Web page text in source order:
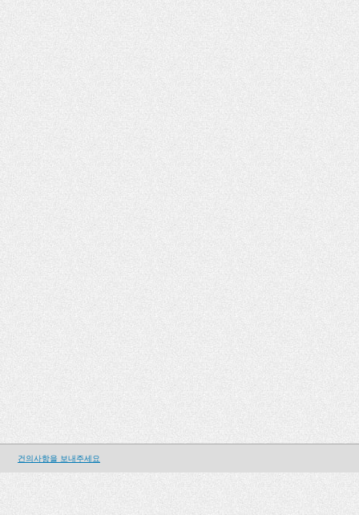
건의사항을 보내주세요